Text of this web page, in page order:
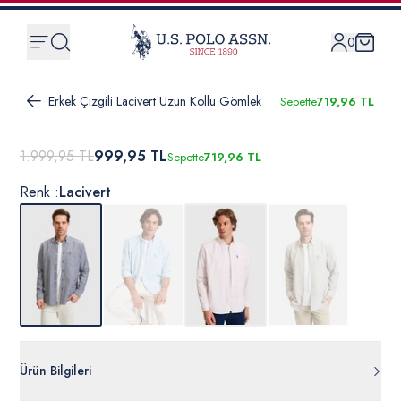
0
Erkek Çizgili Lacivert Uzun Kollu Gömlek Sepette719,96 TL
1.999,95 TL999,95 TLSepette719,96 TL
Renk :Lacivert
Ürün Bilgileri